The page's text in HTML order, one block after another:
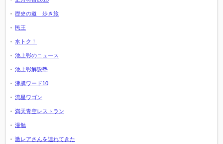
歴史の道 歩き旅
民王
水トク！
池上彰のニュース
池上彰解説塾
沸騰ワード10
流星ワゴン
満天青空レストラン
漫勉
激レアさんを連れてきた